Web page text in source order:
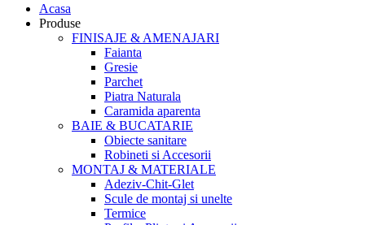
Acasa
Produse
FINISAJE & AMENAJARI
Faianta
Gresie
Parchet
Piatra Naturala
Caramida aparenta
BAIE & BUCATARIE
Obiecte sanitare
Robineti si Accesorii
MONTAJ & MATERIALE
Adeziv-Chit-Glet
Scule de montaj si unelte
Termice